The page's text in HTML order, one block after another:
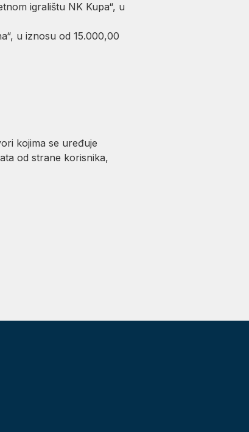
igralištu NK Kupa“, u
u iznosu od 15.000,00
kojima se uređuje
od strane korisnika,